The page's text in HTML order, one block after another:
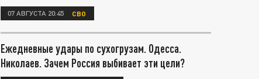
07 АВГУСТА 20:45 СВО
Ежедневные удары по сухогрузам. Одесса.
Николаев. Зачем Россия выбивает эти цели?